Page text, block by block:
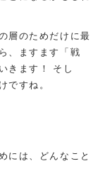
層のためだけに最
、ますます「戦
きます！ そし
ですね。
には、どんなこと